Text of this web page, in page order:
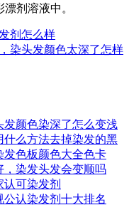
剂溶液中。
剂怎么样
染头发颜色太深了怎样
颜色染深了怎么变浅
么方法去掉染发的黑
发色板颜色大全色卡
，染发头发会变顺吗
可染发剂
认染发剂十大排名